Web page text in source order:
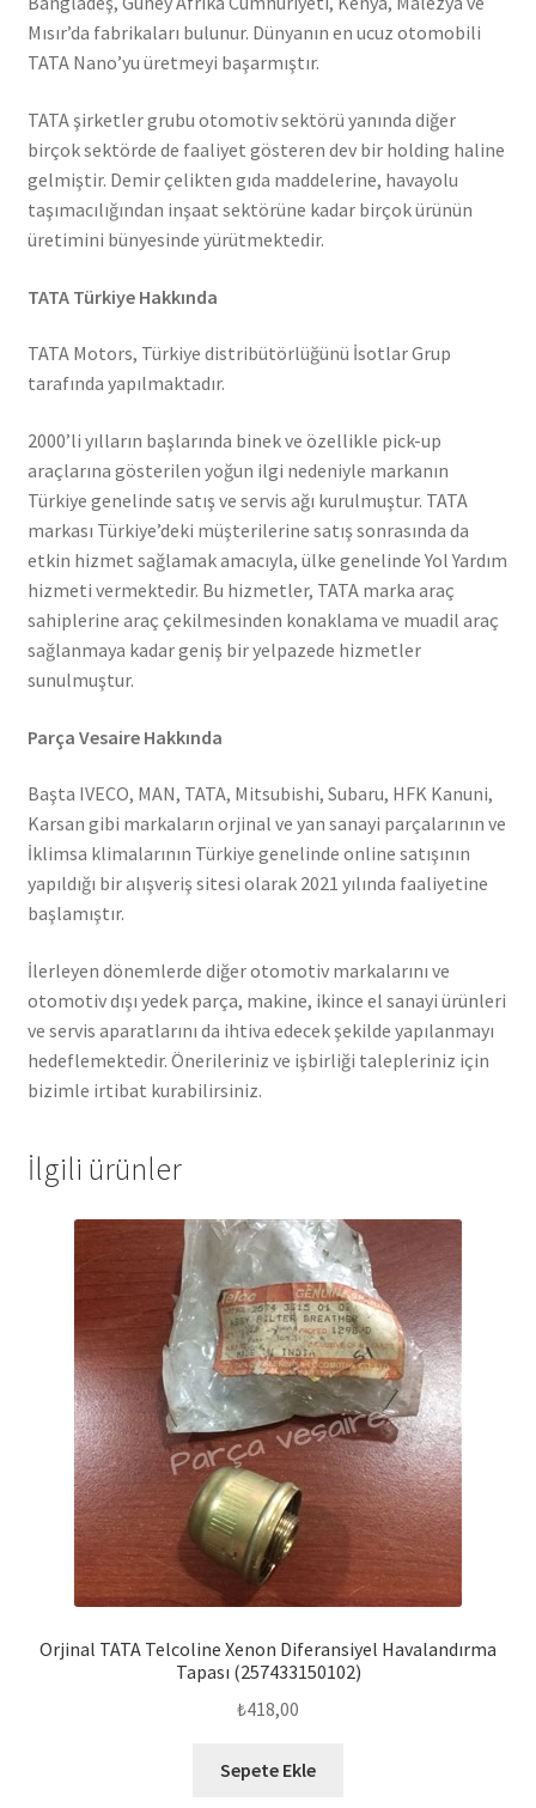
Mısır’da fabrikaları bulunur. Dünyanın en ucuz otomobili
TATA Nano’yu üretmeyi başarmıştır.
TATA şirketler grubu otomotiv sektörü yanında diğer
birçok sektörde de faaliyet gösteren dev bir holding haline
gelmiştir. Demir çelikten gıda maddelerine, havayolu
taşımacılığından inşaat sektörüne kadar birçok ürünün
üretimini bünyesinde yürütmektedir.
TATA Türkiye Hakkında
TATA Motors, Türkiye distribütörlüğünü İsotlar Grup
tarafında yapılmaktadır.
2000’li yılların başlarında binek ve özellikle pick-up
araçlarına gösterilen yoğun ilgi nedeniyle markanın
Türkiye genelinde satış ve servis ağı kurulmuştur. TATA
markası Türkiye’deki müşterilerine satış sonrasında da
etkin hizmet sağlamak amacıyla, ülke genelinde Yol Yardım
hizmeti vermektedir. Bu hizmetler, TATA marka araç
sahiplerine araç çekilmesinden konaklama ve muadil araç
sağlanmaya kadar geniş bir yelpazede hizmetler
sunulmuştur.
Parça Vesaire Hakkında
Başta IVECO, MAN, TATA, Mitsubishi, Subaru, HFK Kanuni,
Karsan gibi markaların orjinal ve yan sanayi parçalarının ve
İklimsa klimalarının Türkiye genelinde online satışının
yapıldığı bir alışveriş sitesi olarak 2021 yılında faaliyetine
başlamıştır.
İlerleyen dönemlerde diğer otomotiv markalarını ve
otomotiv dışı yedek parça, makine, ikince el sanayi ürünleri
ve servis aparatlarını da ihtiva edecek şekilde yapılanmayı
hedeflemektedir. Önerileriniz ve işbirliği talepleriniz için
bizimle irtibat kurabilirsiniz.
İlgili ürünler
Orjinal TATA Telcoline Xenon Diferansiyel Havalandırma
Tapası (257433150102)
₺418,00
Sepete Ekle